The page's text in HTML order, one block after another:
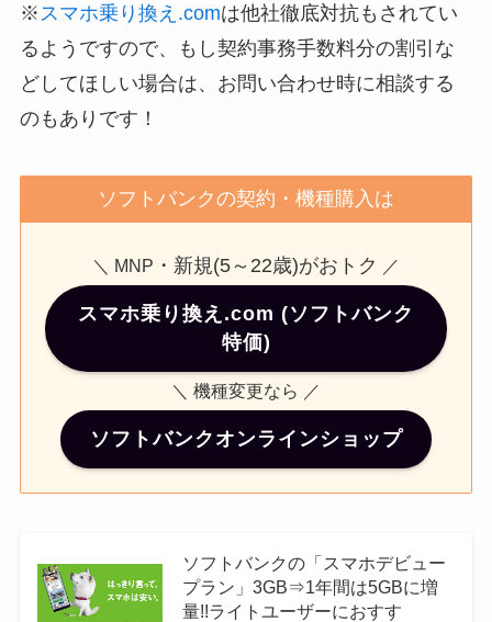
※ スマホ乗り換え.comは他社徹底対抗もされてい
るようですので、もし契約事務手数料分の割引な
どしてほしい場合は、お問い合わせ時に相談する
のもありです！
ソフトバンクの契約・機種購入は
＼ MNP ・新規(5～22歳)がおトク ／
スマホ乗り換え.com (ソフトバンク
特価)
＼ 機種変更なら ／
ソフトバンクオンラインショップ
ソフトバンクの「スマホデビュー
プラン」3GB⇒1年間は5GBに増
量!!ライトユーザーにおすす